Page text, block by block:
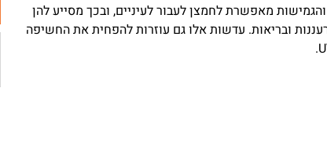
מאפשרת לחמצן לעבור לעיניים, ובכך מסייע להן
ובריאות. עדשות אלו גם עוזרות להפחית את החשיפה